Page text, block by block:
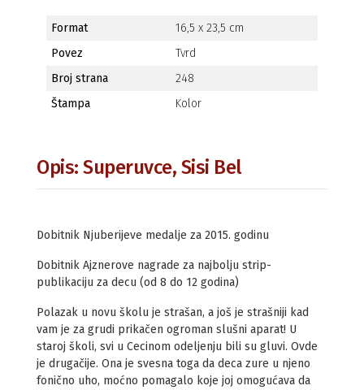
Format
16,5 x 23,5 cm
Povez
Tvrd
Broj strana
248
Štampa
Kolor
Opis: Superuvce, Sisi Bel
Dobitnik Njuberijeve medalje za 2015. godinu
Dobitnik Ajznerove nagrade za najbolju strip-
publikaciju za decu (od 8 do 12 godina)
Polazak u novu školu je strašan, a još je strašniji kad
vam je za grudi prikačen ogroman slušni aparat! U
staroj školi, svi u Cecinom odeljenju bili su gluvi. Ovde
je drugačije. Ona je svesna toga da deca zure u njeno
fonično uho, moćno pomagalo koje joj omogućava da